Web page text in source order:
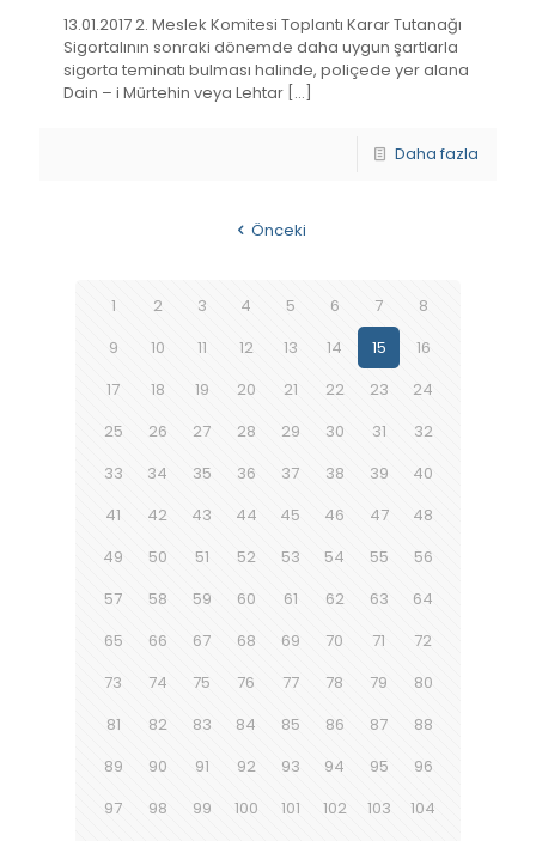
13.01.2017 2. Meslek Komitesi Toplantı Karar Tutanağı
Sigortalının sonraki dönemde daha uygun şartlarla
sigorta teminatı bulması halinde, poliçede yer alana
Dain – i Mürtehin veya Lehtar […]
Daha fazla
Önceki
1 2 3 4 5 6 7
8
9
10 11 12 13 14 15
16
17
18 19 20 21 22 23
24
25
26 27 28 29 30 31
32
33
34 35 36 37 38 39
40
41
42 43 44 45 46 47
48
49
50 51 52 53 54 55
56
57
58 59 60 61 62 63
64
65
66 67 68 69 70 71
72
73
74 75 76 77 78 79
80
81
82 83 84 85 86 87
88
89
90 91 92 93 94 95
96
97
98 99 100 101 102 103
104